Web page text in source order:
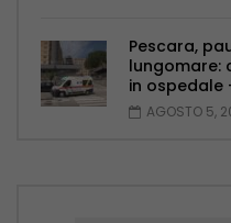
Pescara,
lungomare:
in ospedale
AGOSTO 5,